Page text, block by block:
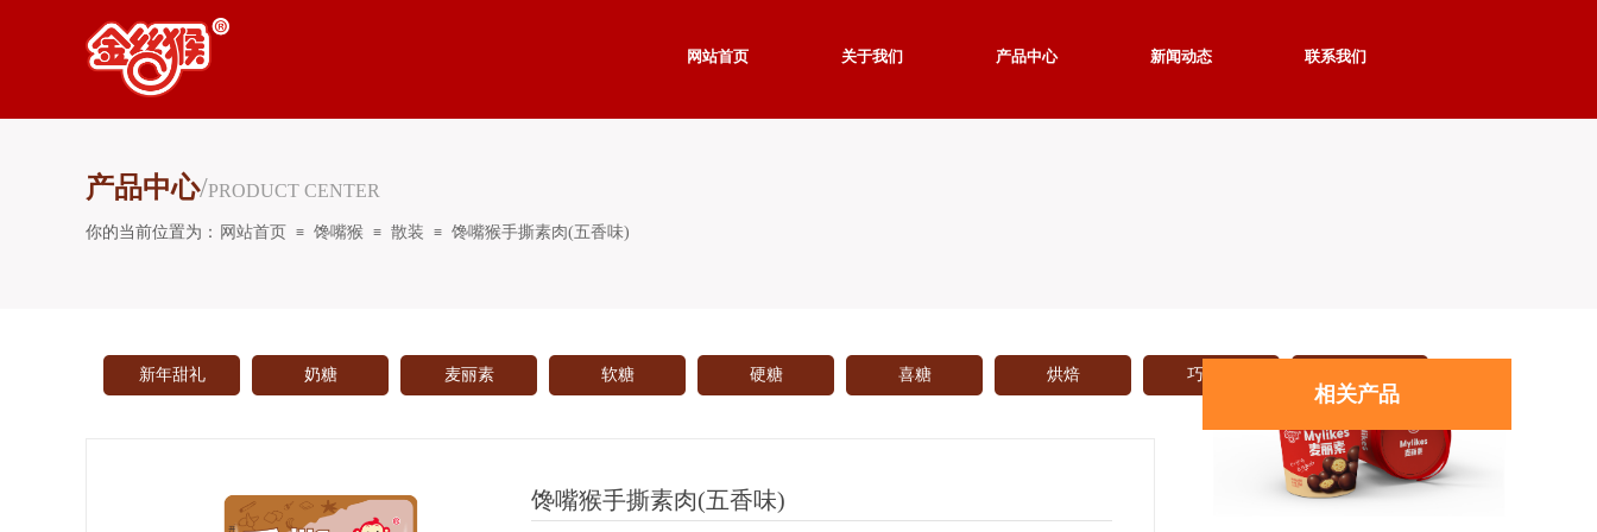
网站首页 ≡ 馋嘴猴 ≡ 散装 ≡ 馋嘴猴手撕素肉(五香味)
你的当前位置为：
产品中心/PRODUCT CENTER
新年甜礼 奶糖 麦丽素 软糖 硬糖 喜糖 烘焙 巧克力
相关产品
馋嘴猴手撕素肉(五香味)
网站首页 关于我们 产品中心 新闻动态 联系我们